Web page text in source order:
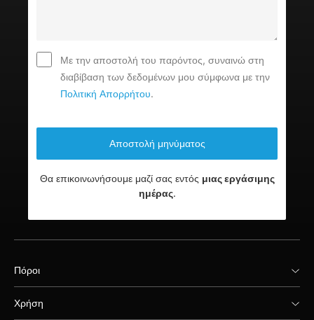
Με την αποστολή του παρόντος, συναινώ στη
διαβίβαση των δεδομένων μου σύμφωνα με την
Πολιτική Απορρήτου.
Θα επικοινωνήσουμε μαζί σας εντός μιας εργάσιμης
ημέρας.
Πόροι
Χρήση